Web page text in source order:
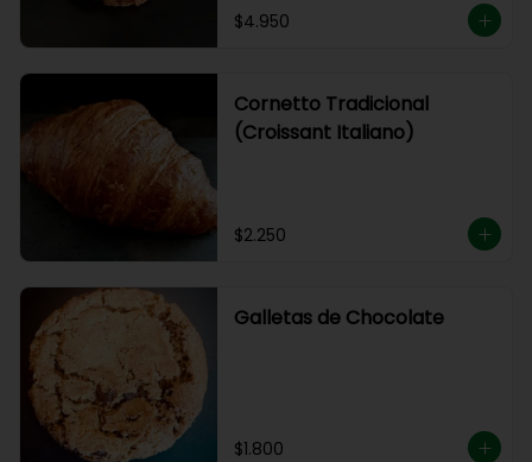
$4.950
Cornetto Tradicional
(Croissant Italiano)
$2.250
Galletas de Chocolate
$1.800